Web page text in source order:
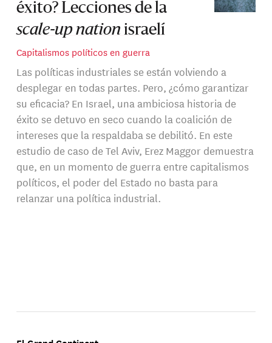
éxito? Lecciones de la
scale-up nation israelí
Capitalismos políticos en guerra
Las políticas industriales se están volviendo a
desplegar en todas partes. Pero, ¿cómo garantizar
su eficacia? En Israel, una ambiciosa historia de
éxito se detuvo en seco cuando la coalición de
intereses que la respaldaba se debilitó. En este
estudio de caso de Tel Aviv, Erez Maggor demuestra
que, en un momento de guerra entre capitalismos
políticos, el poder del Estado no basta para
relanzar una política industrial.